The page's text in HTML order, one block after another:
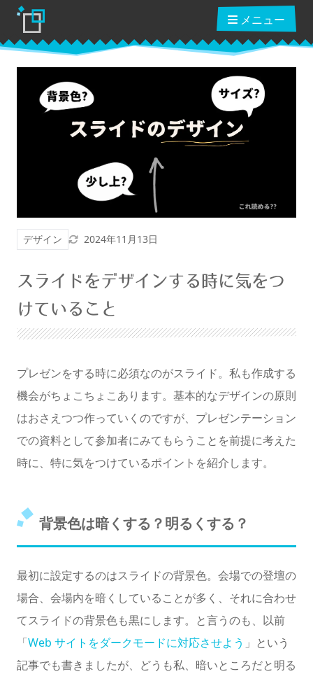
メニュー
ブログ
読んだ本
動画講座
デザイン 更新日
2024年11月13日
スライドをデザインする時に気をつ
けていること
プレゼンをする時に必須なのがスライド。私も作成する
機会がちょこちょこあります。基本的なデザインの原則
はおさえつつ作っていくのですが、プレゼンテーション
での資料として参加者にみてもらうことを前提に考えた
時に、特に気をつけているポイントを紹介します。
背景色は暗くする？明るくする？
最初に設定するのはスライドの背景色。会場での登壇の
場合、会場内を暗くしていることが多く、それに合わせ
てスライドの背景色も黒にします。と言うのも、以前
「Web サイトをダークモードに対応させよう 」という
記事でも書きましたが、どうも私、暗いところだと明る